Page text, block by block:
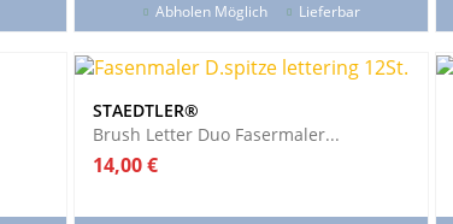
Abholen Möglich Lieferbar
STAEDTLER®
Brush Letter Duo Fasermaler...
Preis
14,00 €